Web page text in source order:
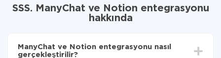
SSS. ManyChat ve Notion entegrasyonu
hakkında
ManyChat ve Notion entegrasyonu nasıl
gerçekleştirilir?